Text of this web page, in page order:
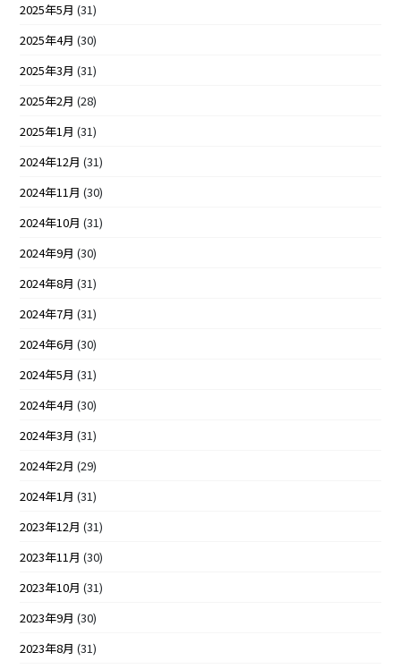
2025年5月 (31)
2025年4月 (30)
2025年3月 (31)
2025年2月 (28)
2025年1月 (31)
2024年12月 (31)
2024年11月 (30)
2024年10月 (31)
2024年9月 (30)
2024年8月 (31)
2024年7月 (31)
2024年6月 (30)
2024年5月 (31)
2024年4月 (30)
2024年3月 (31)
2024年2月 (29)
2024年1月 (31)
2023年12月 (31)
2023年11月 (30)
2023年10月 (31)
2023年9月 (30)
2023年8月 (31)